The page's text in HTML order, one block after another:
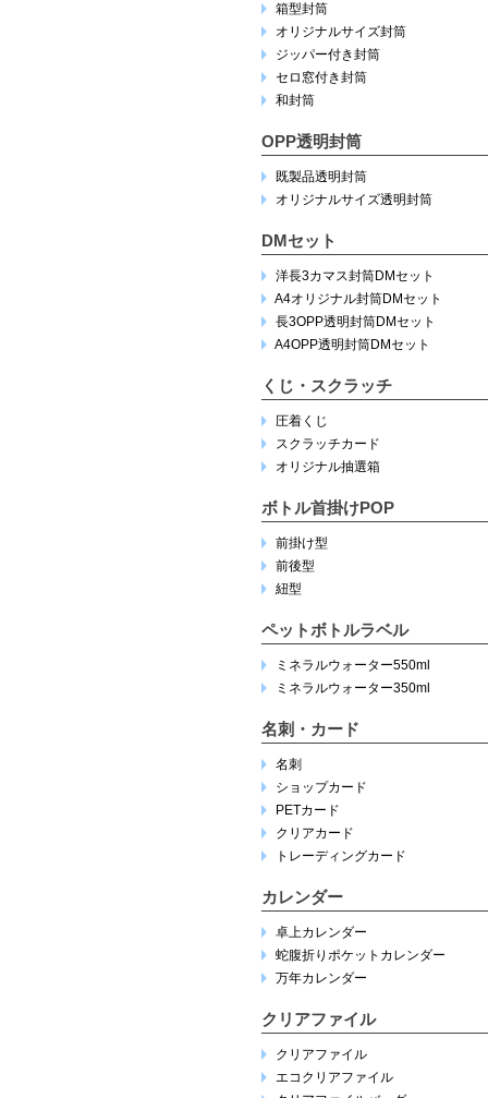
箱型封筒
オリジナルサイズ封筒
ジッパー付き封筒
セロ窓付き封筒
和封筒
OPP透明封筒
既製品透明封筒
オリジナルサイズ透明封筒
DMセット
洋長3カマス封筒DMセット
A4オリジナル封筒DMセット
長3OPP透明封筒DMセット
A4OPP透明封筒DMセット
くじ・スクラッチ
圧着くじ
スクラッチカード
オリジナル抽選箱
ボトル首掛けPOP
前掛け型
前後型
紐型
ペットボトルラベル
ミネラルウォーター550ml
ミネラルウォーター350ml
名刺・カード
名刺
ショップカード
PETカード
クリアカード
トレーディングカード
カレンダー
卓上カレンダー
蛇腹折りポケットカレンダー
万年カレンダー
クリアファイル
クリアファイル
エコクリアファイル